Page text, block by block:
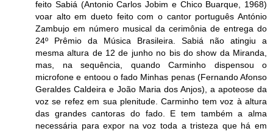
feito Sabiá (Antonio Carlos Jobim e Chico Buarque, 1968)
voar alto em dueto feito com o cantor português António
Zambujo em número musical da cerimônia de entrega do
24º Prêmio da Música Brasileira. Sabiá não atingiu a
mesma altura de 12 de junho no bis do show da Miranda,
mas, na sequência, quando Carminho dispensou o
microfone e entoou o fado Minhas penas (Fernando Afonso
Geraldes Caldeira e João Maria dos Anjos), a apoteose da
voz se refez em sua plenitude. Carminho tem voz à altura
das grandes cantoras do fado. E tem também a alma
necessária para expor na voz toda a tristeza que há em